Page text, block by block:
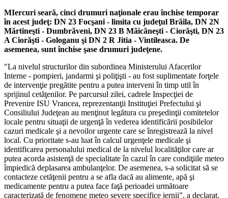
MIercuri seară, cinci drumuri naţionale erau închise temporar
în acest judeţ: DN 23 Focşani - limita cu judeţul Brăila, DN 2N
Mărtineşti - Dumbrăveni, DN 23 B Măicăneşti - Ciorăşti, DN 23
A Ciorăşti - Gologanu şi DN 2 R Jitia - Vintileasca. De
asemenea, sunt închise şase drumuri judeţene.
"La nivelul structurilor din subordinea Ministerului Afacerilor
Interne - pompieri, jandarmi şi poliţişti - au fost suplimentate forţele
de intervenţie pregătite pentru a putea interveni în timp util în
sprijinul cetăţenilor. Pe parcursul zilei, cadrele Inspecţiei de
Prevenire ISU Vrancea, reprezentanţii Instituţiei Prefectului şi
Consiliului Judeţean au menţinut legătura cu preşedinţii comitetelor
locale pentru situaţii de urgenţă în vederea identificării posibilelor
cazuri medicale şi a nevoilor urgente care se înregistrează la nivel
local. Cu prioritate s-au luat în calcul urgenţele medicale şi
identificarea personalului medical de la nivelul localităţilor care ar
putea acorda asistenţă de specialitate în cazul în care condiţiile meteo
împiedică deplasarea ambulanţelor. De asemenea, s-a solicitat să se
contacteze cetăţenii pentru a se afla dacă au alimente, apă şi
medicamente pentru a putea face faţă perioadei următoare
caracterizată de fenomene meteo severe specifice iernii", a declarat,